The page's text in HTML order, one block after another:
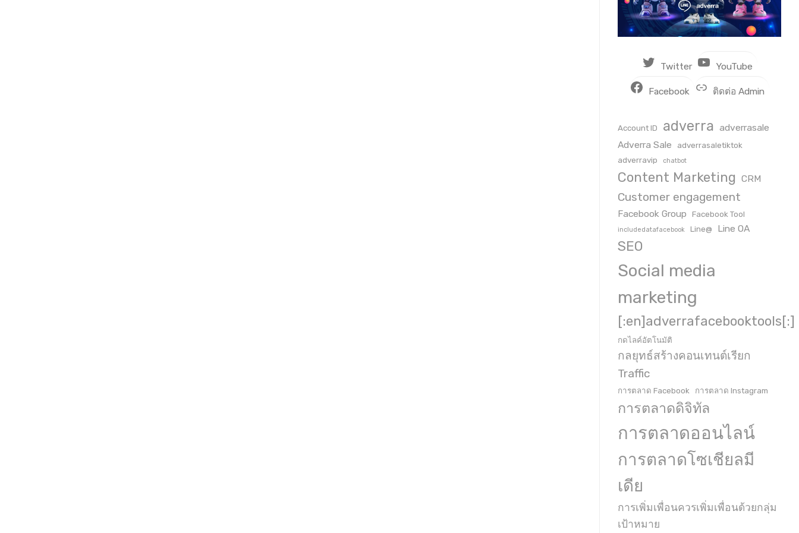
Twitter YouTube
Facebook ติดต่อ Admin
Account ID adverra adverrasale
Adverra Sale
adverrasaletiktok
adverravip
chatbot
Content Marketing CRM
Customer engagement
Facebook Group Facebook Tool
includedatafacebook Line@ Line OA
SEO
Social media
marketing
[:en]adverrafacebooktools[:]
กดไลค์อัตโนมัติ
กลยุทธ์สร้างคอนเทนต์เรียก
Traffic
การตลาด Facebook การตลาด Instagram
การตลาดดิจิทัล
การตลาดออนไลน์
การตลาดโซเชียลมี
เดีย
การเพิ่มเพื่อนควรเพิ่มเพื่อนด้วยกลุ่ม
เป้าหมาย